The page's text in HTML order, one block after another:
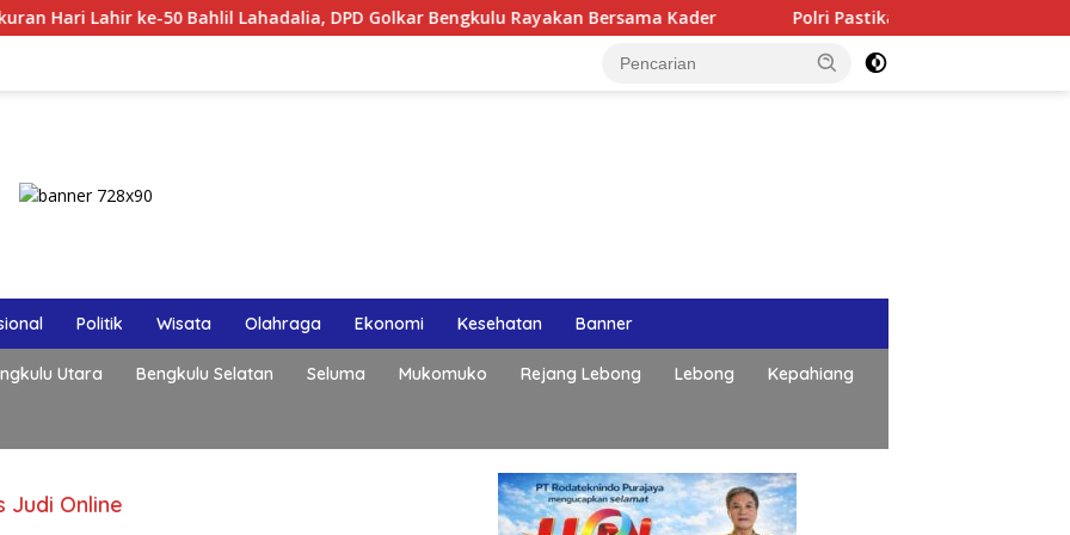
ke-50 Bahlil Lahadalia, DPD Golkar Bengkulu Rayakan Bersama Kader Polri Pastikan Proses Pemeriksaan Personel
Politik Wisata Olahraga Ekonomi Kesehatan Banner
Utara Bengkulu Selatan Seluma Mukomuko Rejang Lebong Lebong Kepahiang
Judi Online